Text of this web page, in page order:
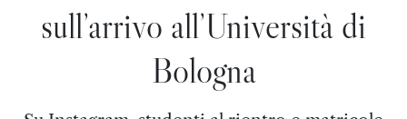
sull’arrivo all’Università di
Bologna